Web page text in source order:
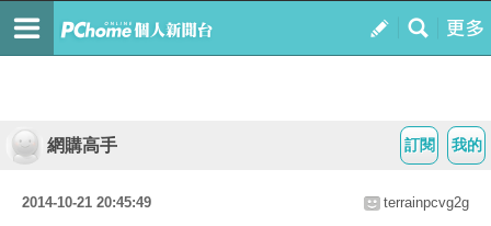
我的
訂閱
網購高手
2014-10-21 20:45:49 terrainpcvg2g